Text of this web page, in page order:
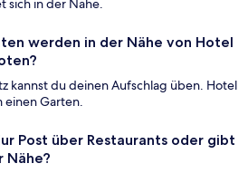
sich in der Nähe.
werden in der Nähe von Hotel
kannst du deinen Aufschlag üben. Hotel
einen Garten.
Post über Restaurants oder gibt
Nähe?